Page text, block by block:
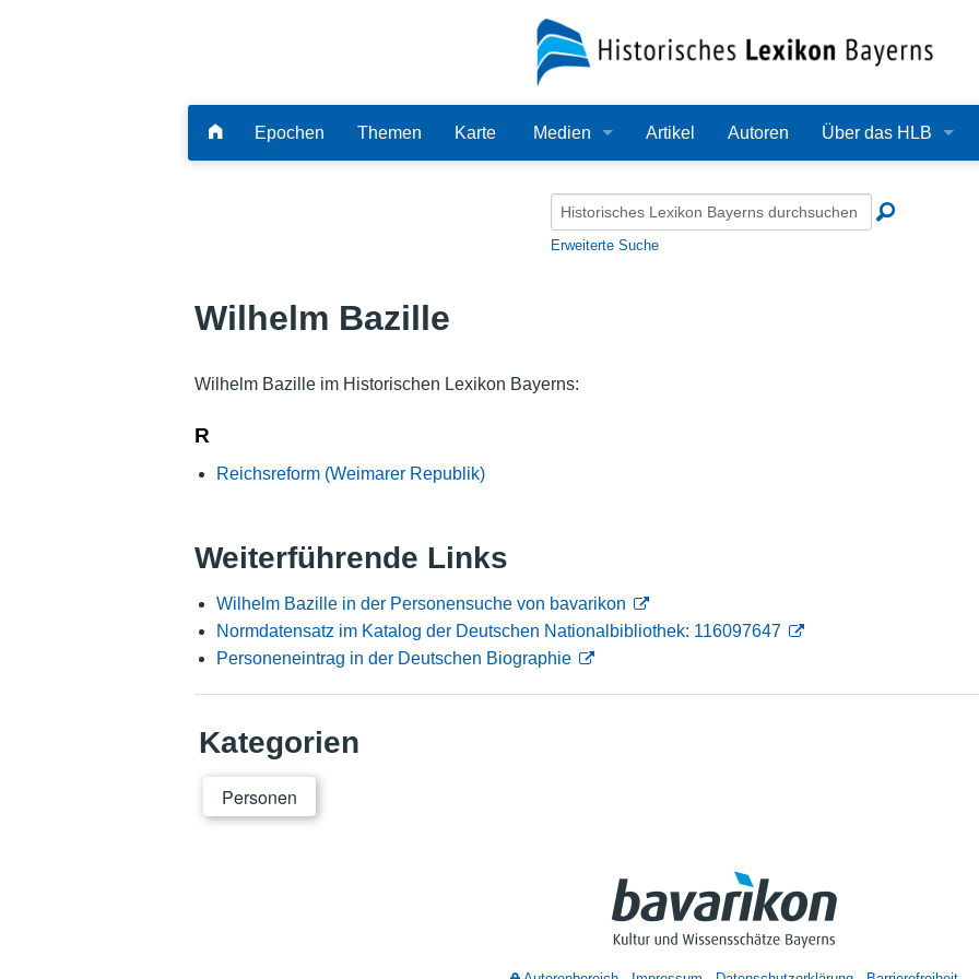
Epochen Themen Karte Medien
Audio
Alle Dateien
Artikel Autoren Über das HLB
Redaktion
Erweiterte Suche
Wilhelm Bazille
Wilhelm Bazille im Historischen Lexikon Bayerns:
R
Reichsreform (Weimarer Republik)
Weiterführende Links
Wilhelm Bazille in der Personensuche von bavarikon
Normdatensatz im Katalog der Deutschen Nationalbibliothek: 116097647
Personeneintrag in der Deutschen Biographie
Kategorien
Personen